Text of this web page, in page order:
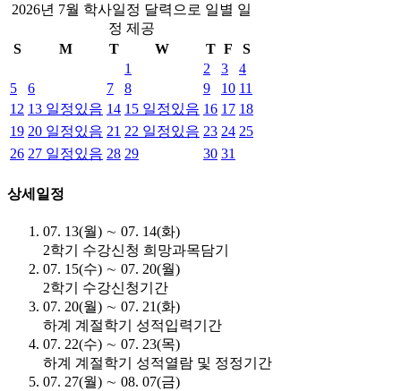
2026년 7월 학사일정 달력으로 일별 일
정 제공
S
M T W T F
S
1
2 3
4
5
6 7 8 9 10 11
12 13 일정있음 14 15 일정있음 16 17 18
19 20 일정있음 21 22 일정있음 23 24 25
26 27 일정있음 28 29 30 31
상세일정
07. 13(월) ∼ 07. 14(화)
2학기 수강신청 희망과목담기
07. 15(수) ∼ 07. 20(월)
2학기 수강신청기간
07. 20(월) ∼ 07. 21(화)
하계 계절학기 성적입력기간
07. 22(수) ∼ 07. 23(목)
하계 계절학기 성적열람 및 정정기간
07. 27(월) ∼ 08. 07(금)